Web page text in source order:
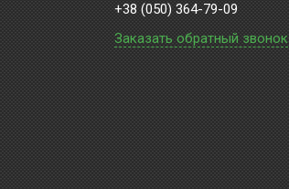
+38 (050) 364-79-09
Заказать обратный звонок